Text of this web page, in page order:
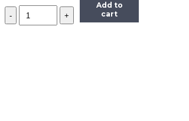
Количество
CE538-
Add to
cart